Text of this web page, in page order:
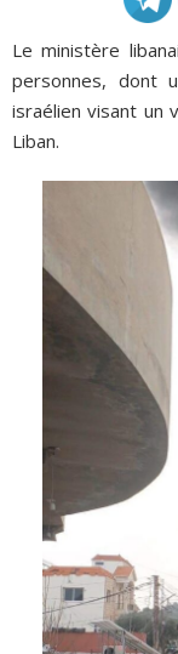
ADHÉSIONS,
Le ministère
personnes, dont
israélien visant un
Liban.